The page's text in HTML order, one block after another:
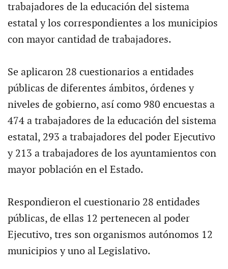
trabajadores de la educación del sistema
estatal y los correspondientes a los municipios
con mayor cantidad de trabajadores.
Se aplicaron 28 cuestionarios a entidades
públicas de diferentes ámbitos, órdenes y
niveles de gobierno, así como 980 encuestas a
474 a trabajadores de la educación del sistema
estatal, 293 a trabajadores del poder Ejecutivo
y 213 a trabajadores de los ayuntamientos con
mayor población en el Estado.
Respondieron el cuestionario 28 entidades
públicas, de ellas 12 pertenecen al poder
Ejecutivo, tres son organismos autónomos 12
municipios y uno al Legislativo.